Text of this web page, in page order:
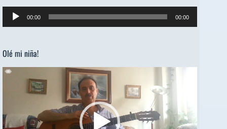
Reproductor
de
00:00 00:00
Olé mi niña!
Reproductor